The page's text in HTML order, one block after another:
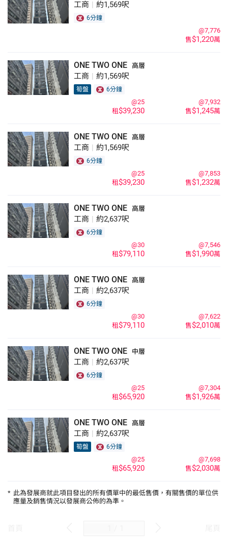
工商 約1,569呎
6分鐘
售$1,220萬
@7,776
ONE TWO ONE 高層
工商 約1,569呎
筍盤 6分鐘
售$1,245萬
@7,932
租$39,230
@25
ONE TWO ONE 高層
工商 約1,569呎
6分鐘
售$1,232萬
@7,853
租$39,230
@25
ONE TWO ONE 高層
工商 約2,637呎
6分鐘
售$1,990萬
@7,546
租$79,110
@30
ONE TWO ONE 高層
工商 約2,637呎
6分鐘
售$2,010萬
@7,622
租$79,110
@30
ONE TWO ONE 中層
工商 約2,637呎
6分鐘
售$1,926萬
@7,304
租$65,920
@25
ONE TWO ONE 高層
工商 約2,637呎
筍盤 6分鐘
售$2,030萬
@7,698
租$65,920
@25
* 此為發展商就此項目發出的所有價單中的最低售價，有關售價的單位供
應量及銷售情況以發展商公佈的為準。